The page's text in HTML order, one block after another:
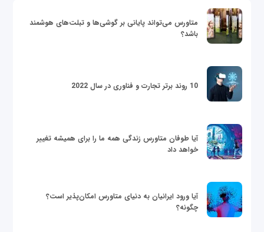
متاورس می‌تواند پایانی بر گوشی‌ها و تبلت‌های هوشمند
باشد؟
10 روند برتر تجارت و فناوری در سال 2022
آیا طوفان متاورس زندگی همه ما را برای همیشه تغییر
خواهد داد
آیا ورود ایرانیان به دنیای متاورس امکان‌پذیر است؟
چگونه؟